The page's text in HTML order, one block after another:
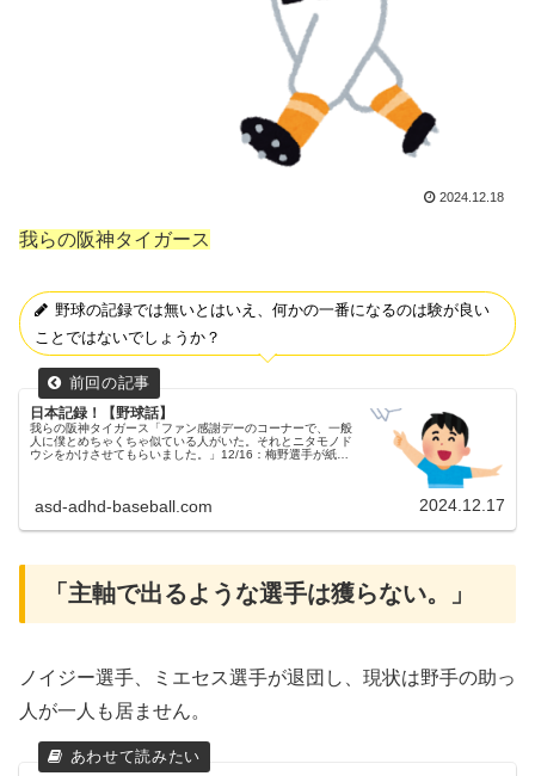
2024.12.18
我らの阪神タイガース
野球の記録では無いとはいえ、何かの一番になるのは験が良い
ことではないでしょうか？
日本記録！【野球話】
我らの阪神タイガース「ファン感謝デーのコーナーで、一般
人に僕とめちゃくちゃ似ている人がいた。それとニタモノド
ウシをかけさせてもらいました。」12/16：梅野選手が紙飛
asd-adhd-baseball.com 2024.12.17
「主軸で出るような選手は獲らない。」
ノイジー選手、ミエセス選手が退団し、現状は野手の助っ
人が一人も居ません。